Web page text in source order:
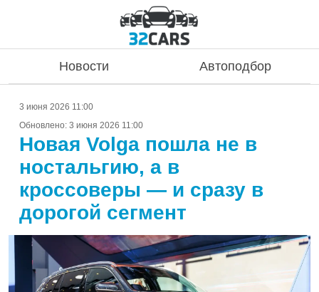
Новости Автоподбор
3 июня 2026 11:00
Обновлено: 3 июня 2026 11:00
Новая Volga пошла не в
ностальгию, а в
кроссоверы — и сразу в
дорогой сегмент